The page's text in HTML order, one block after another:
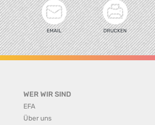
EMAIL DRUCKEN
WER WIR SIND
EFA
Über uns